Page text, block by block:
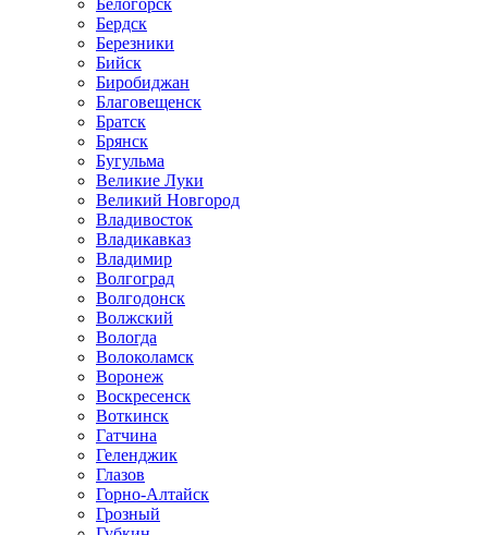
Белогорск
Бердск
Березники
Бийск
Биробиджан
Благовещенск
Братск
Брянск
Бугульма
Великие Луки
Великий Новгород
Владивосток
Владикавказ
Владимир
Волгоград
Волгодонск
Волжский
Вологда
Волоколамск
Воронеж
Воскресенск
Воткинск
Гатчина
Геленджик
Глазов
Горно-Алтайск
Грозный